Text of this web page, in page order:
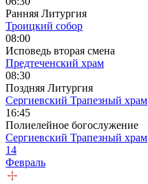
Ранняя Литургия
Троицкий собор
08:00
Исповедь вторая смена
Предтеченский храм
08:30
Поздняя Литургия
Сергиевский Трапезный храм
16:45
Полиелейное богослужение
Сергиевский Трапезный храм
14
Февраль